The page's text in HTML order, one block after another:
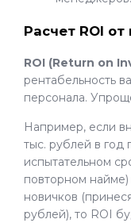
Расчет ROI
ROI (Return on
рентабельность
персонала.
Например, если
тыс. рублей в год
испытательном
повторном найме)
новичков
рублей), то ROI